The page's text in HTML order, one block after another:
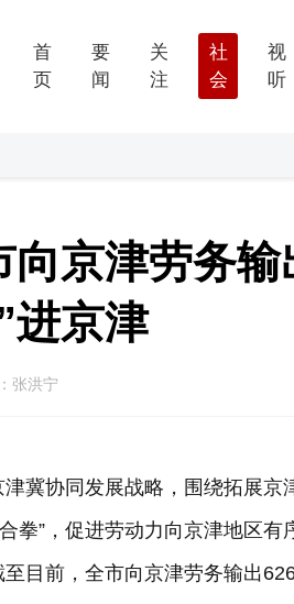
首
页
要
闻
关
注
社
会
视
听
京津劳务
进京津
张洪宁
冀协同发展战略，围绕拓展京
拳”，促进劳动力向京津地区
目前，全市向京津劳务输出